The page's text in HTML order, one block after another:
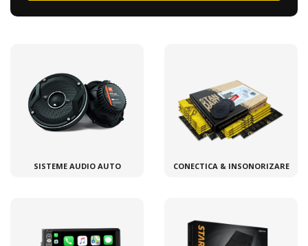
SISTEME AUDIO AUTO CONECTICA & INSONORIZARE